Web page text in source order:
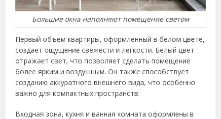
Большие окна наполняют помещение светом
Первый объем квартиры, оформленный в белом цвете,
создает ощущение свежести и легкости. Белый цвет
отражает свет, что позволяет сделать помещение
более ярким и воздушным. Он также способствует
созданию аккуратного внешнего вида, что особенно
важно для компактных пространств.
Входная зона, кухня и ванная комната оформлены в